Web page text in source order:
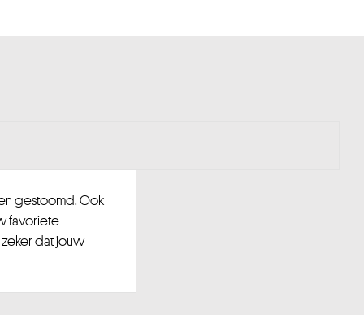
gestoomd. Ook
favoriete
dat jouw